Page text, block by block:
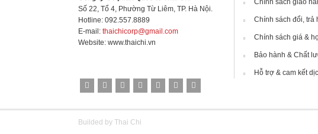
Số 22, Tổ 4, Phường Từ Liêm, TP. Hà Nội.
Hotline: 092.557.8889
E-mail: thaichicorp@gmail.com
Website: www.thaichi.vn
Chính sách đổi, trả
Chính sách giá &
Bảo hành & Chất
Hỗ trợ & cam kết
Builded by Thai Chi